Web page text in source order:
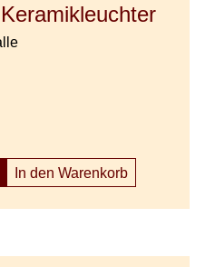
In den Warenkorb